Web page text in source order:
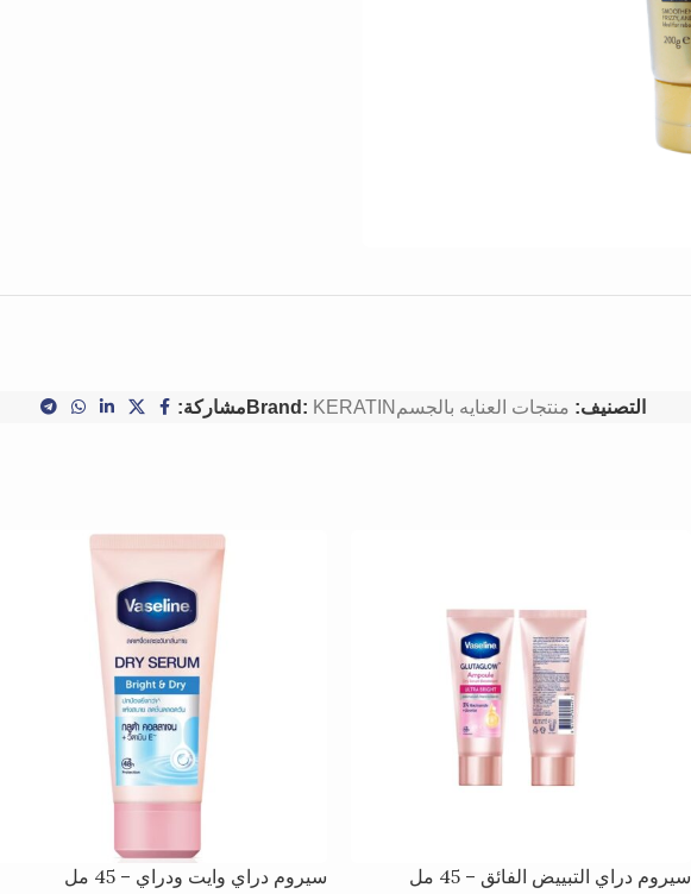
التصنيف: منتجات العنايه بالجسم Brand: KERATIN مشاركة:
سيروم دراي التبييض الفائق – 45 مل سيروم دراي وايت ودراي – 45 مل